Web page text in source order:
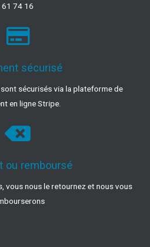
61 74 16
sécurisé
sécurisés via la plateforme de
en ligne Stripe.
ou remboursé
vous nous le retournez et nous vous